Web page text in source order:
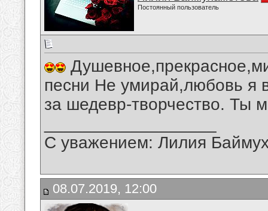
Постоянный пользователь
песни Не умирай,любовь я
за шедевр-творчество. Ты
С уважением: Лилия
08.07.2019, 12:00